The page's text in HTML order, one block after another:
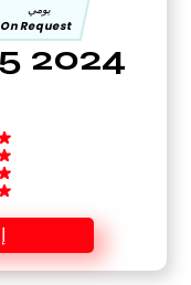
يومي
On Request